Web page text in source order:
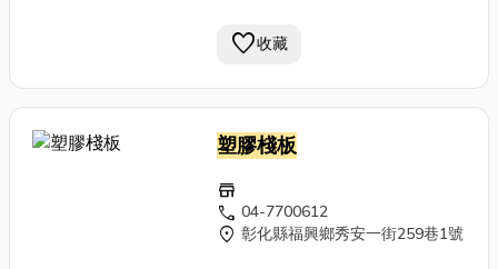
favorite收藏
塑膠棧板
store
call 04-7700612
location_on 彰化縣福興鄉秀安一街259巷1號